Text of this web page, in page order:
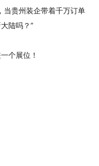
当贵州装企带着千万订单
陆吗？”
个展位！